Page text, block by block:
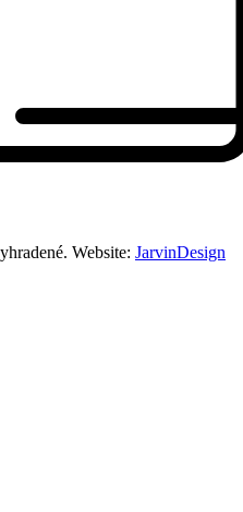
Website: JarvinDesign